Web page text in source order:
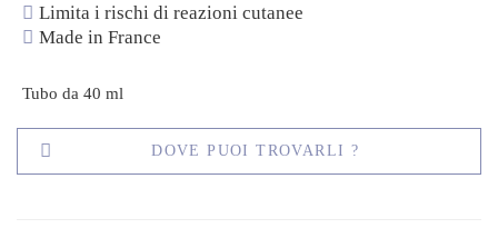
Limita i rischi di reazioni cutanee
Made in France
Tubo da 40 ml
DOVE PUOI TROVARLI ?